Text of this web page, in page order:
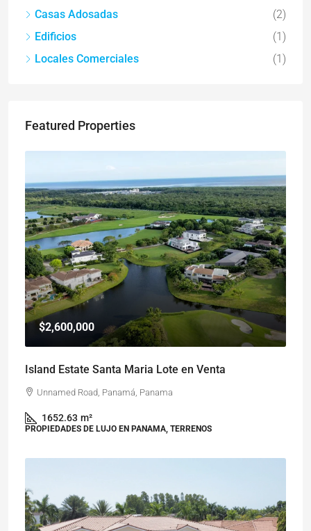
Casas Adosadas
(2)
Edificios
(1)
Locales Comerciales
(1)
Featured Properties
$2,600,000
Island Estate Santa Maria Lote en Venta
Unnamed Road, Panamá, Panama
1652.63 m²
PROPIEDADES DE LUJO EN PANAMA, TERRENOS